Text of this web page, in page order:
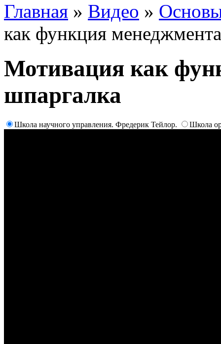
Главная » Видео »
как функция
Мотивация как
шпаргалка
Школа научного управления. Фредерик Тейлор. Школа